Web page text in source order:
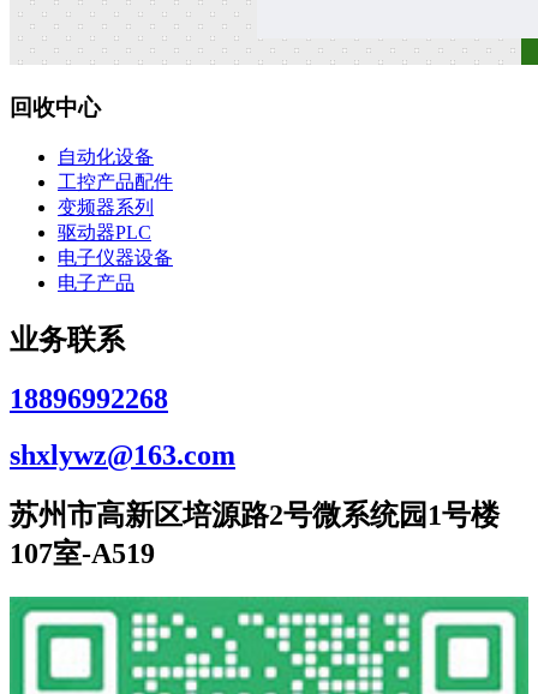
回收中心
自动化设备
工控产品配件
变频器系列
驱动器PLC
电子仪器设备
电子产品
业务联系
18896992268
shxlywz@163.com
苏州市高新区培源路2号微系统园1号楼
107室-A519